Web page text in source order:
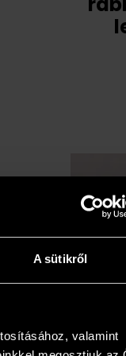
A sütikről
valamint